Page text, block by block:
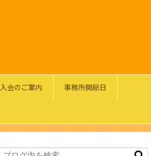
入会のご案内 事務所開局日